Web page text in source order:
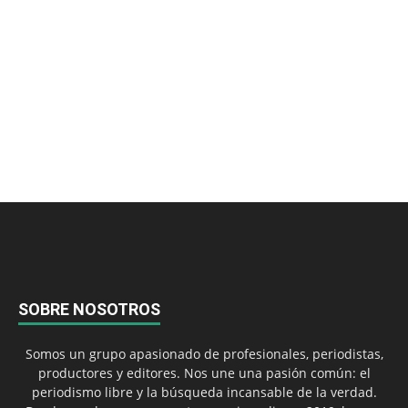
SOBRE NOSOTROS
Somos un grupo apasionado de profesionales, periodistas,
productores y editores. Nos une una pasión común: el
periodismo libre y la búsqueda incansable de la verdad.